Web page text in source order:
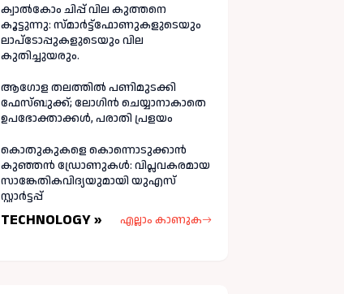
ക്വാൽകോം ചിപ്പ് വില കുത്തനെ
കൂട്ടുന്നു: സ്മാർട്ട്ഫോണുകളുടെയും
ലാപ്ടോപ്പുകളുടെയും വില
കുതിച്ചുയരും.
ആഗോള തലത്തിൽ പണിമുടക്കി
ഫേസ്ബുക്ക്; ലോഗിന്‍ ചെയ്യാനാകാതെ
ഉപഭോക്താക്കള്‍, പരാതി പ്രളയം
കൊതുകുകളെ കൊന്നൊടുക്കാൻ
കുഞ്ഞൻ ഡ്രോണുകൾ: വിപ്ലവകരമായ
സാങ്കേതികവിദ്യയുമായി യുഎസ്
സ്റ്റാർട്ടപ്പ്
TECHNOLOGY » എല്ലാം കാണുക